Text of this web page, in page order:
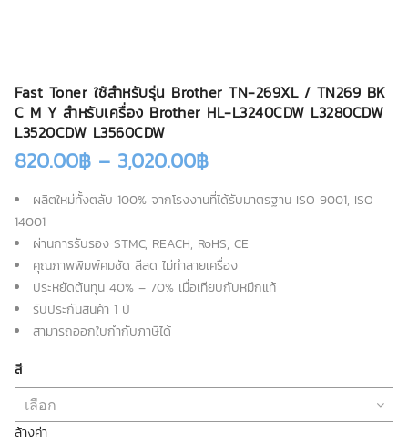
Fast Toner ใช้สำหรับรุ่น Brother TN-269XL / TN269 BK
C M Y สำหรับเครื่อง Brother HL-L3240CDW L3280CDW
L3520CDW L3560CDW
820.00฿ – 3,020.00฿
ผลิตใหม่ทั้งตลับ 100% จากโรงงานที่ได้รับมาตรฐาน ISO 9001, ISO
14001
ผ่านการรับรอง STMC, REACH, RoHS, CE
คุณภาพพิมพ์คมชัด สีสด ไม่ทำลายเครื่อง
ประหยัดต้นทุน 40% – 70% เมื่อเทียบกับหมึกแท้
รับประกันสินค้า 1 ปี
สามารถออกใบกำกับภาษีได้
สี
ล้างค่า